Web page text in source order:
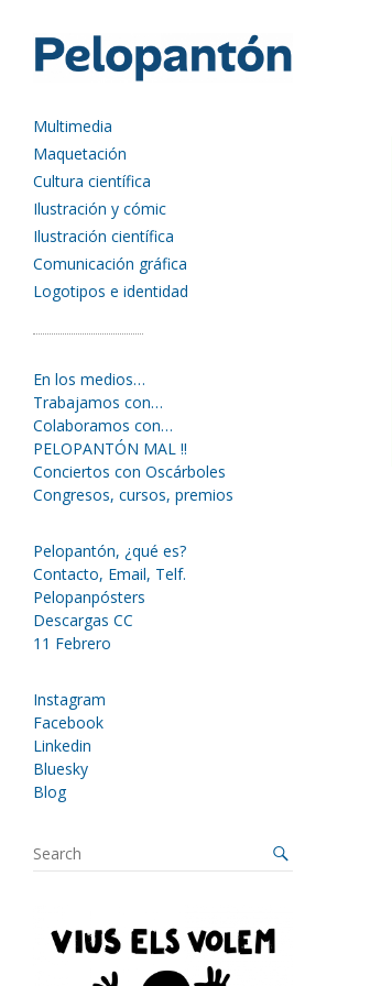
Multimedia
Maquetación
Cultura científica
Ilustración y cómic
Ilustración científica
Comunicación gráfica
Logotipos e identidad
En los medios…
Trabajamos con…
Colaboramos con…
PELOPANTÓN MAL !!
Conciertos con Oscárboles
Congresos, cursos, premios
Pelopantón, ¿qué es?
Contacto, Email, Telf.
Pelopanpósters
Descargas CC
11 Febrero
Instagram
Facebook
Linkedin
Bluesky
Blog
S
e